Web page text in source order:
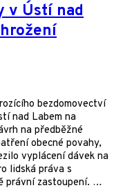
v Ústí nad
bezdomovectví
nad Labem na
na předběžné
obecné povahy,
vyplácení dávek na
lidská práva s
právní zastoupení. …